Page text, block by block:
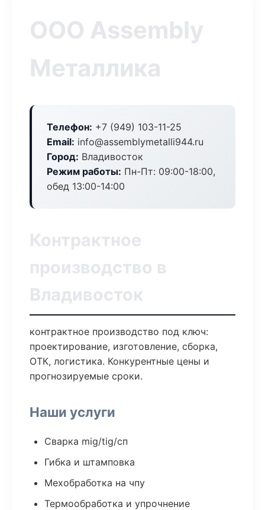
ООО Assembly
Металлика
Телефон: +7 (949) 103-11-25
Email: info@assemblymetalli944.ru
Город: Владивосток
Режим работы: Пн-Пт: 09:00-18:00,
обед 13:00-14:00
Контрактное
производство в
Владивосток
контрактное производство под ключ:
проектирование, изготовление, сборка,
ОТК, логистика. Конкурентные цены и
прогнозируемые сроки.
Наши услуги
Сварка mig/tig/сп
Гибка и штамповка
Мехобработка на чпу
Термообработка и упрочнение